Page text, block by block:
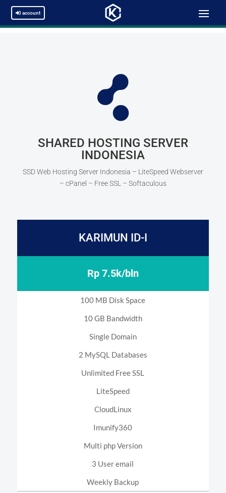
account

SHARED HOSTING SERVER
INDONESIA
SSD Web Hosting Server Indonesia – LiteSpeed Webserver
– cPanel – Free SSL – Softaculous
KARIMUN ID-I
Rp 7.5k/bln
100 MB Disk Space
10 GB Bandwidth
Single Domain
2 MySQL Databases
Unlimited Free SSL
LiteSpeed
CloudLinux
Imunify360
Multi php Version
3 User email
Weekly Backup